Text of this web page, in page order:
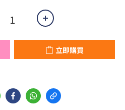
立即購買